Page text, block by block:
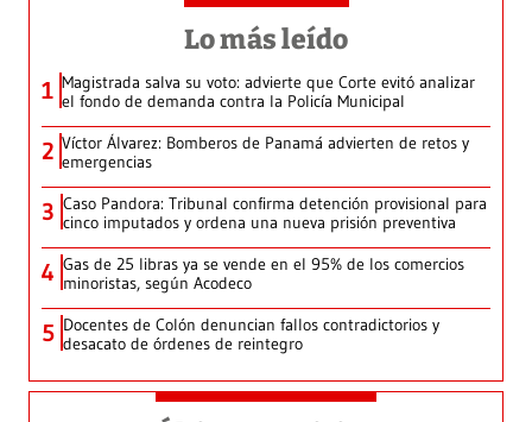
Lo más leído
1 Magistrada salva su voto: advierte que Corte evitó analizar
el fondo de demanda contra la Policía Municipal
2 Víctor Álvarez: Bomberos de Panamá advierten de retos y
emergencias
3 Caso Pandora: Tribunal confirma detención provisional para
cinco imputados y ordena una nueva prisión preventiva
4 Gas de 25 libras ya se vende en el 95% de los comercios
minoristas, según Acodeco
5 Docentes de Colón denuncian fallos contradictorios y
desacato de órdenes de reintegro